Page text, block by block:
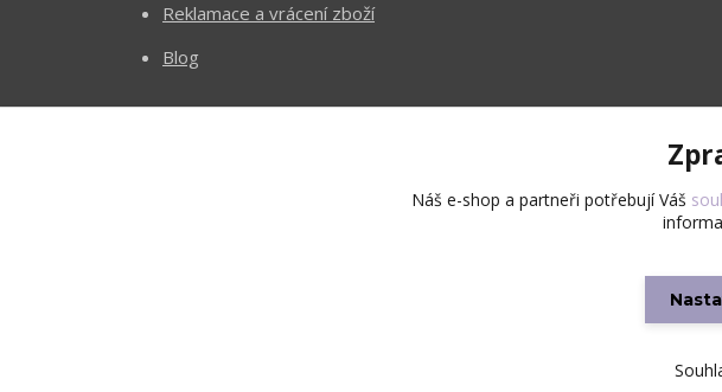
Reklamace a vrácení zboží
Blog
Copyright
Náš e-shop a partneři potřebují Váš